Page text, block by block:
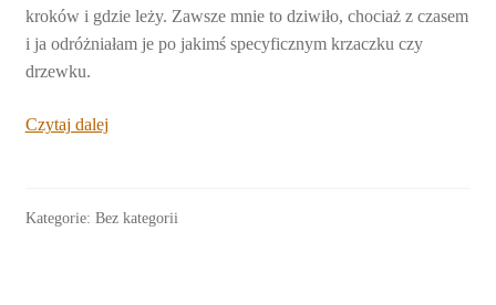
kroków i gdzie leży. Zawsze mnie to dziwiło, chociaż z czasem
i ja odróżniałam je po jakimś specyficznym krzaczku czy
drzewku.
Czytaj dalej
Kategorie: Bez kategorii